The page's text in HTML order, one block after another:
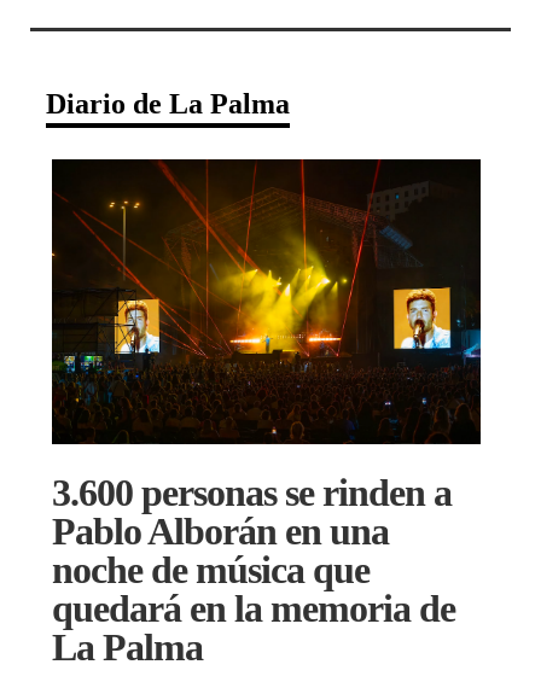
Diario de La Palma
3.600 personas se rinden a
Pablo Alborán en una
noche de música que
quedará en la memoria de
La Palma